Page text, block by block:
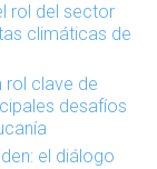
rol del sector
climáticas de
rol clave de
desafíos
el diálogo